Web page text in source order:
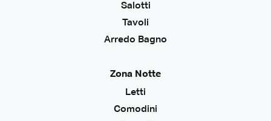
Salotti
Tavoli
Arredo Bagno
Zona Notte
Letti
Comodini